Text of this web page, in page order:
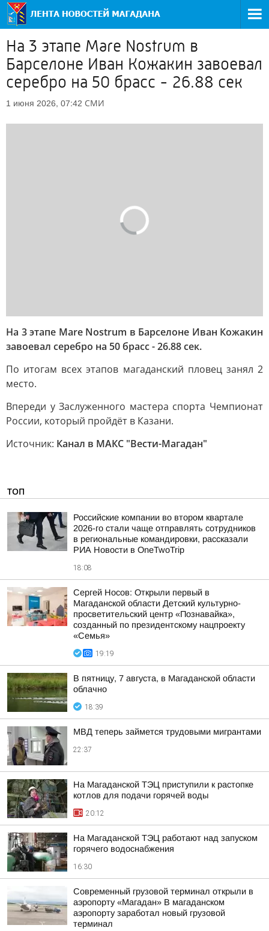
На 3 этапе Mare Nostrum в
Барселоне Иван Кожакин завоевал
серебро на 50 брасс - 26.88 сек
1 июня 2026, 07:42 СМИ
На 3 этапе Mare Nostrum в Барселоне Иван Кожакин
завоевал серебро на 50 брасс - 26.88 сек.
По итогам всех этапов магаданский пловец занял 2
место.
Впереди у Заслуженного мастера спорта Чемпионат
России, который пройдёт в Казани.
Источник: Канал в МАКС "Вести-Магадан"
ТОП
Российские компании во втором квартале
2026-го стали чаще отправлять сотрудников
в региональные командировки, рассказали
РИА Новости в OneTwoTrip
18:08
Сергей Носов: Открыли первый в
Магаданской области Детский культурно-
просветительский центр «Познавайка»,
созданный по президентскому нацпроекту
«Семья»
19:19
В пятницу, 7 августа, в Магаданской области
облачно
18:39
МВД теперь займется трудовыми мигрантами
22:37
На Магаданской ТЭЦ приступили к растопке
котлов для подачи горячей воды
20:12
На Магаданской ТЭЦ работают над запуском
горячего водоснабжения
16:30
Современный грузовой терминал открыли в
аэропорту «Магадан» В магаданском
аэропорту заработал новый грузовой
терминал